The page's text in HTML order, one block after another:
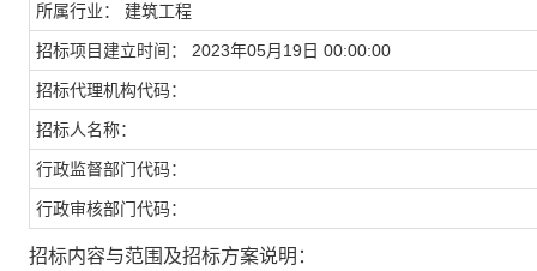
所属行业： 建筑工程
招标项目建立时间： 2023年05月19日 00:00:00
招标代理机构代码：
招标人名称：
行政监督部门代码：
行政审核部门代码：
招标内容与范围及招标方案说明：